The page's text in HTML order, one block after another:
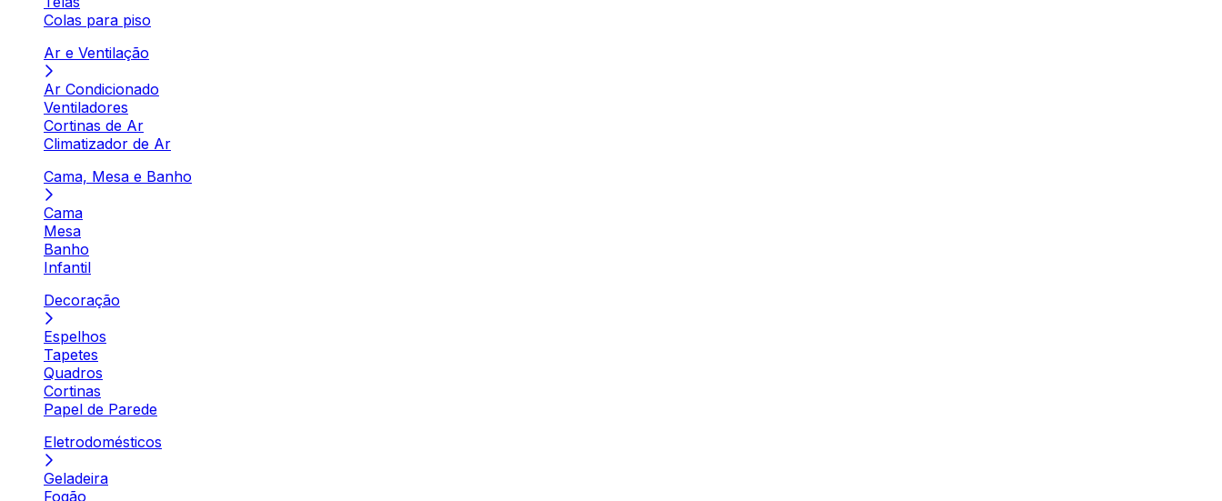
Colas para piso
Ar e Ventilação
Ar Condicionado
Ventiladores
Cortinas de Ar
Climatizador de Ar
Cama, Mesa e Banho
Cama
Mesa
Banho
Infantil
Decoração
Espelhos
Tapetes
Quadros
Cortinas
Papel de Parede
Eletrodomésticos
Geladeira
Fogão